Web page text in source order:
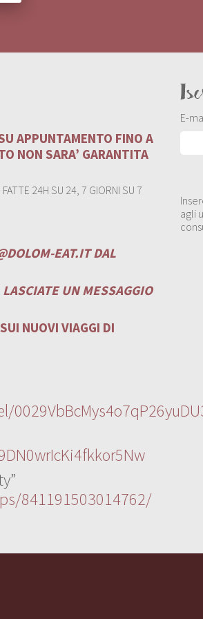
APPUNTAMENTO FINO A
NON SARA’ GARANTITA
24H SU 24, 7 GIORNI SU 7
EAT.ITDAL
UN MESSAGGIO
NUOVI VIAGGI DI
841191503014762/
E-
agli